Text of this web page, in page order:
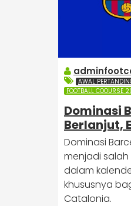
AWAL
FOOTBALL COOURSE
Dominasi
Berlanjut,
Derbi
Dominasi
menjadi
dalam
khususnya
Catalonia.